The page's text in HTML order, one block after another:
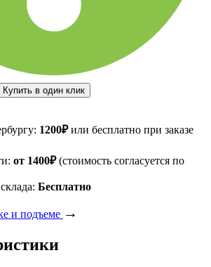
1200₽или бесплатно при заказе
от 1400₽(стоимость согласуется по
Бесплатно
и подъеме →